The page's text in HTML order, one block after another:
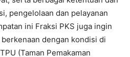
pengelolaan dan pelayanan
ini Fraksi PKS juga ingin
dengan kondisi di
(Taman Pemakaman